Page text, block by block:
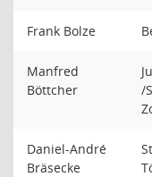
Frank Bolze
Manfred
Böttcher
/
Daniel-André
Bräsecke